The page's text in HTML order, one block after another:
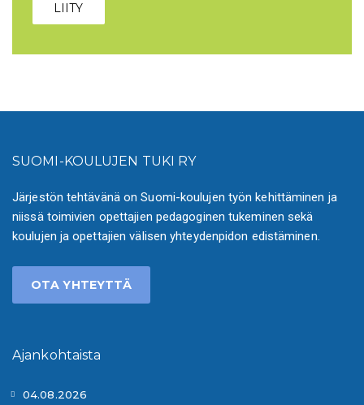
LIITY
SUOMI-KOULUJEN TUKI RY
Järjestön tehtävänä on Suomi-koulujen työn kehittäminen ja
niissä toimivien opettajien pedagoginen tukeminen sekä
koulujen ja opettajien välisen yhteydenpidon edistäminen.
OTA YHTEYTTÄ
Ajankohtaista
04.08.2026